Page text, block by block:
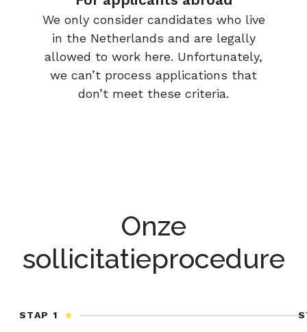
We only consider candidates who live
in the Netherlands and are legally
allowed to work here. Unfortunately,
we can’t process applications that
don’t meet these criteria.
Onze
sollicitatieprocedure
STAP 1